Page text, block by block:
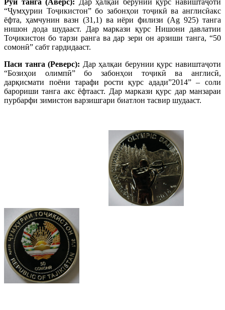
Рӯи танга (Аверс): Дар ҳалқаи берунии қурс навиштаҷоти
“Ҷумҳурии Тоҷикистон” бо забонҳои тоҷикӣ ва англисӣакс
ёфта, ҳамчунин вазн (31,1) ва иёри филизи (Ag 925) танга
нишон дода шудааст. Дар маркази қурс Нишони давлатии
Тоҷикистон бо тарзи ранга ва дар зери он арзиши танга, “50
сомонӣ” сабт гардидааст.
Паси танга (Реверс): Дар ҳалқаи берунии қурс навиштаҷоти
“Бозиҳои олимпӣ” бо забонҳои тоҷикӣ ва англисӣ,
дарқисмати поёни тарафи рости қурс адади”2014” – соли
барориши танга акс ёфтааст. Дар маркази қурс дар манзараи
пурбарфи зимистон варзишгари биатлон тасвир шудааст.